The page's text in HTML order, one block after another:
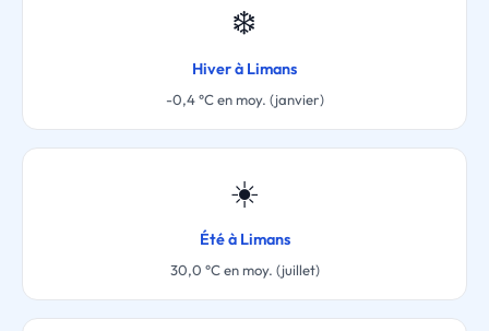
❄️
Hiver à Limans
-0,4 °C en moy. (janvier)
☀️
Été à Limans
30,0 °C en moy. (juillet)